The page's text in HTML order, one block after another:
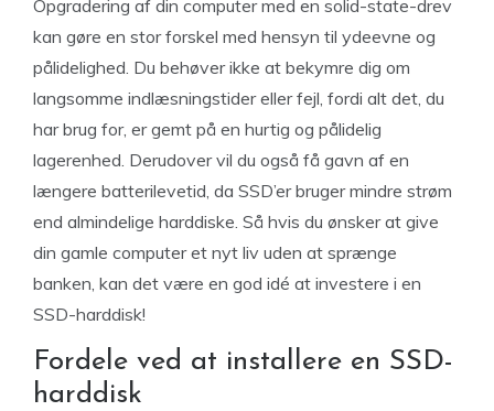
Opgradering af din computer med en solid-state-drev
kan gøre en stor forskel med hensyn til ydeevne og
pålidelighed. Du behøver ikke at bekymre dig om
langsomme indlæsningstider eller fejl, fordi alt det, du
har brug for, er gemt på en hurtig og pålidelig
lagerenhed. Derudover vil du også få gavn af en
længere batterilevetid, da SSD’er bruger mindre strøm
end almindelige harddiske. Så hvis du ønsker at give
din gamle computer et nyt liv uden at sprænge
banken, kan det være en god idé at investere i en
SSD-harddisk!
Fordele ved at installere en SSD-
harddisk